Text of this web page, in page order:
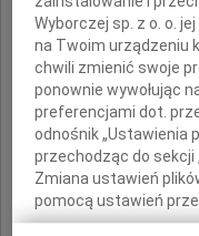
Wyborczej sp. z o. o.
na Twoim urządzeniu
chwili zmienić swoje
ponownie wywołując
preferencjami dot.
odnośnik „Ustawienia
przechodząc do sekcji
Zmiana ustawień
pomocą ustawień